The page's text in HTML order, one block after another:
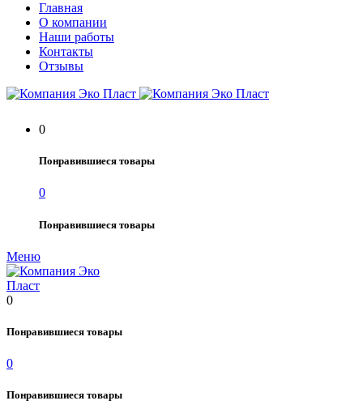
Главная
О компании
Наши работы
Контакты
Отзывы
0
Понравившиеся товары
0
Понравившиеся товары
Меню
0
Понравившиеся товары
0
Понравившиеся товары